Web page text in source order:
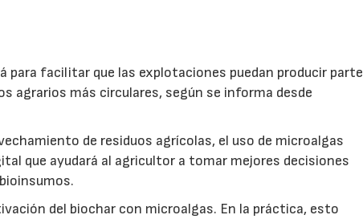
para facilitar que las explotaciones puedan producir parte
agrarios más circulares, según se informa desde
de residuos agrícolas, el uso de microalgas
que ayudará al agricultor a tomar mejores decisiones
del biochar con microalgas. En la práctica, esto